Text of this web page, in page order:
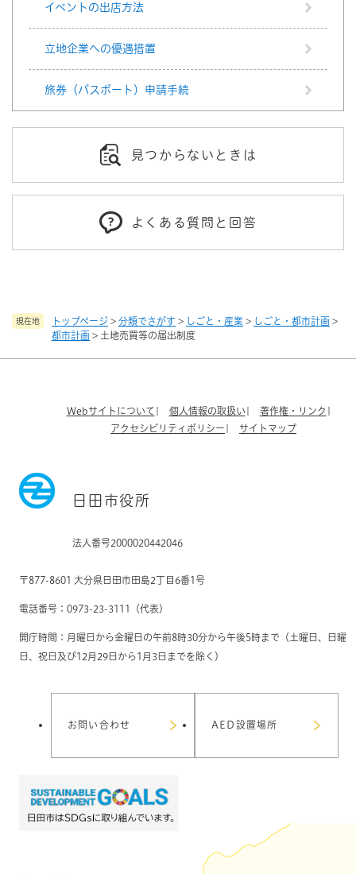
現在地 トップページ > 分類でさがす > しごと・産業 > しごと・都市計画 >
都市計画 > 土地売買等の届出制度
イベントの出店方法
立地企業への優遇措置
旅券（パスポート）申請手続
見つからないときは
よくある質問と回答
Webサイトについて 個人情報の取扱い
著作権・リンク
アクセシビリティポリシー
サイトマップ
日田市役所
法人番号2000020442046
〒877-8601 大分県日田市田島2丁目6番1号
電話番号：0973-23-3111（代表）
開庁時間：月曜日から金曜日の午前8時30分から午後5時まで（土曜日、日曜
日、祝日及び12月29日から1月3日までを除く）
お問い合わせ AED設置場所